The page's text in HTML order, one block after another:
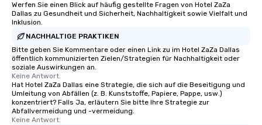
Werfen Sie einen Blick auf häufig gestellte Fragen von Hotel ZaZa
Dallas zu Gesundheit und Sicherheit, Nachhaltigkeit sowie Vielfalt und
Inklusion.
NACHHALTIGE PRAKTIKEN
Bitte geben Sie Kommentare oder einen Link zu im Hotel ZaZa Dallas
öffentlich kommunizierten Zielen/Strategien für Nachhaltigkeit oder
soziale Auswirkungen an.
Keine Antwort.
Hat Hotel ZaZa Dallas eine Strategie, die sich auf die Beseitigung und
Umleitung von Abfällen (z. B. Kunststoffe, Papiere, Pappe, usw.)
konzentriert? Falls Ja, erläutern Sie bitte Ihre Strategie zur
Abfallvermeidung und -vermeidung.
Keine Antwort.